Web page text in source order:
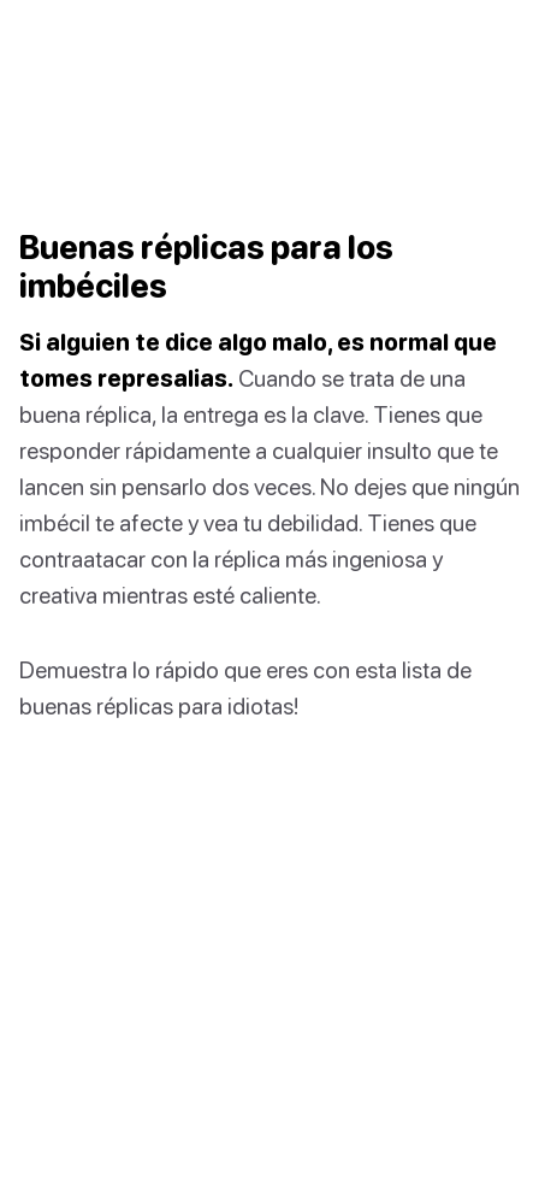
Buenas réplicas para los
imbéciles
Si alguien te dice algo malo, es normal que
tomes represalias. Cuando se trata de una
buena réplica, la entrega es la clave. Tienes que
responder rápidamente a cualquier insulto que te
lancen sin pensarlo dos veces. No dejes que ningún
imbécil te afecte y vea tu debilidad. Tienes que
contraatacar con la réplica más ingeniosa y
creativa mientras esté caliente.
Demuestra lo rápido que eres con esta lista de
buenas réplicas para idiotas!